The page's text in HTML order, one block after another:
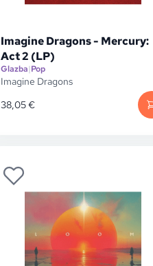
Imagine Dragons - Mercury:
Act 2 (LP)
Glazba|Pop
Imagine Dragons
38,05€